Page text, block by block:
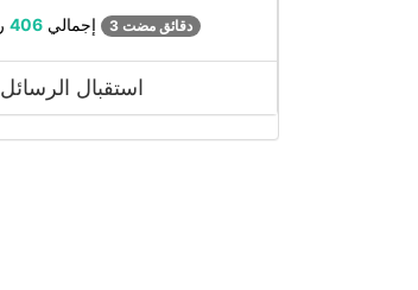
إجمالي 406 3 دقائق مضت
استقبال الرسائل